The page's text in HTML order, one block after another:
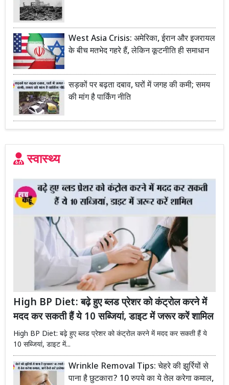
West Asia Crisis: अमेरिका, ईरान और इजरायल
के बीच मतभेद गहरे हैं, लेकिन कूटनीति ही समाधान
सड़कों पर बढ़ता दबाव, घरों में जगह की कमी; समय
की मांग है पार्किंग नीति
स्वास्थ्य
High BP Diet: बढ़े हुए ब्लड प्रेशर को कंट्रोल करने में
मदद कर सकती हैं ये 10 सब्जियां, डाइट में जरूर करें शामिल
High BP Diet: बढ़े हुए ब्लड प्रेशर को कंट्रोल करने में मदद कर सकती हैं ये
10 सब्जियां, डाइट में...
Wrinkle Removal Tips: चेहरे की झुर्रियों से
पाना है छुटकारा? 10 रुपये का ये तेल करेगा कमाल,